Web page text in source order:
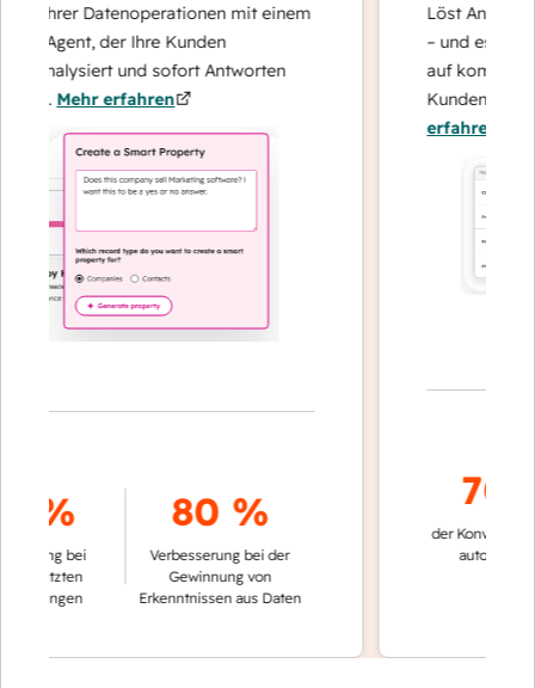
Ihrer Datenoperationen mit einem
Agent, der Ihre Kunden
und sofort Antworten
Mehr erfahren
bei
80 %
Verbesserung bei der
Gewinnung von
Erkenntnissen aus Daten
Löst Anfragen
– und eskaliert
auf komplexe
Kundenbindung
erfahren
70
der Konversationen
automatisch